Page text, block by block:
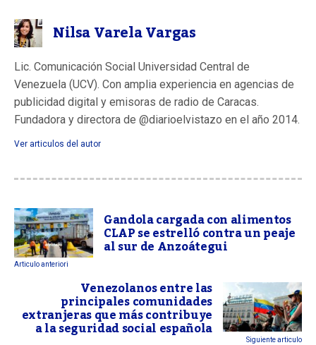
Nilsa Varela Vargas
Lic. Comunicación Social Universidad Central de
Venezuela (UCV). Con amplia experiencia en agencias de
publicidad digital y emisoras de radio de Caracas.
Fundadora y directora de @diarioelvistazo en el año 2014.
Ver articulos del autor
Gandola cargada con alimentos
CLAP se estrelló contra un peaje
al sur de Anzoátegui
Articulo anteriori
Venezolanos entre las
principales comunidades
extranjeras que más contribuye
a la seguridad social española Siguiente articulo